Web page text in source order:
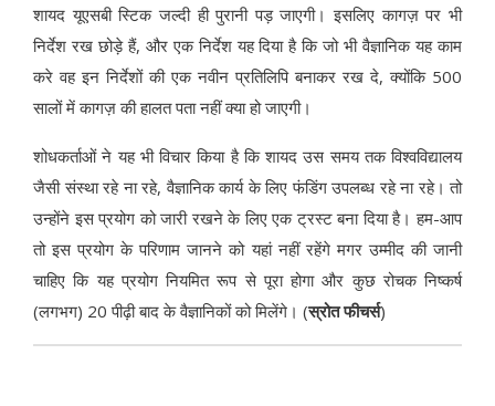
शायद यूएसबी स्टिक जल्दी ही पुरानी पड़ जाएगी। इसलिए कागज़ पर भी
निर्देश रख छोड़े हैं, और एक निर्देश यह दिया है कि जो भी वैज्ञानिक यह काम
करे वह इन निर्देशों की एक नवीन प्रतिलिपि बनाकर रख दे, क्योंकि 500
सालों में कागज़ की हालत पता नहीं क्या हो जाएगी।
शोधकर्ताओं ने यह भी विचार किया है कि शायद उस समय तक विश्वविद्यालय
जैसी संस्था रहे ना रहे, वैज्ञानिक कार्य के लिए फंडिंग उपलब्ध रहे ना रहे। तो
उन्होंने इस प्रयोग को जारी रखने के लिए एक ट्रस्ट बना दिया है। हम-आप
तो इस प्रयोग के परिणाम जानने को यहां नहीं रहेंगे मगर उम्मीद की जानी
चाहिए कि यह प्रयोग नियमित रूप से पूरा होगा और कुछ रोचक निष्कर्ष
(लगभग) 20 पीढ़ी बाद के वैज्ञानिकों को मिलेंगे। (स्रोत फीचर्स)